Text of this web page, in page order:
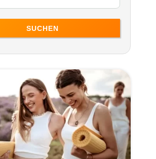
SUCHEN